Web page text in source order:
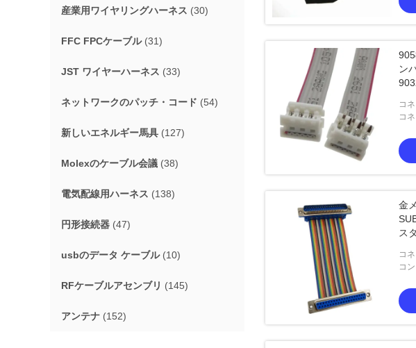
産業用ワイヤリングハーネス (30)
FFC FPCケーブル(31)
JST ワイヤーハーネス (33)
ネットワークのパッチ・コード (54)
新しいエネルギー馬具 (127)
Molexのケーブル会議 (38)
電気配線用ハーネス (138)
円形接続器 (47)
usbのデータ ケーブル(10)
RFケーブルアセンブリ (145)
アンテナ (152)
ン
コ
コ
金
ス
コ
コ